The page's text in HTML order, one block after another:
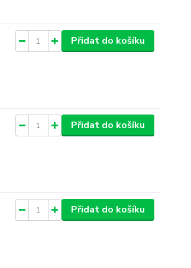
Přidat do košíku
Přidat do košíku
Přidat do košíku